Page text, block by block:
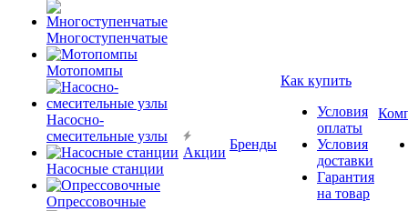
Многоступенчатые
Мотопомпы
Насосно-
смесительные узлы
Насосные станции
Опрессовочные
Акции
Бренды
Как купить
Условия
оплаты
Условия
доставки
Гарантия
на товар